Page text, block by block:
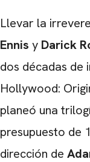
Llevar la
Ennis y Darick
dos décadas de
Hollywood:
planeó una
presupuesto de
dirección de